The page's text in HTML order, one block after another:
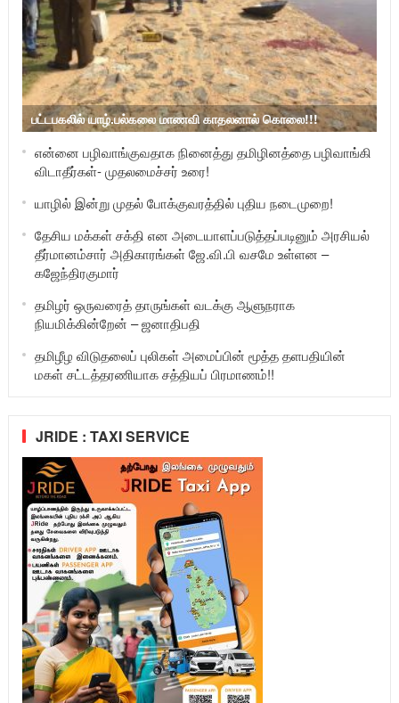
பட்டபகலில் யாழ்.பல்கலை மாணவி காதலனால் கொலை!!!
என்னை பழிவாங்குவதாக நினைத்து தமிழினத்தை பழிவாங்கி
விடாதீர்கள்- முதலமைச்சர் உரை!
யாழில் இன்று முதல் போக்குவரத்தில் புதிய நடைமுறை!
தேசிய மக்கள் சக்தி என அடையாளப்படுத்தப்படினும் அரசியல்
தீர்மானம்சார் அதிகாரங்கள் ஜே.வி.பி வசமே உள்ளன –
கஜேந்திரகுமார்
தமிழர் ஒருவரைத் தாருங்கள் வடக்கு ஆளுநராக
நியமிக்கின்றேன் – ஜனாதிபதி
தமிழீழ விடுதலைப் புலிகள் அமைப்பின் மூத்த தளபதியின்
மகள் சட்டத்தரணியாக சத்தியப் பிரமாணம்!!
JRIDE : TAXI SERVICE